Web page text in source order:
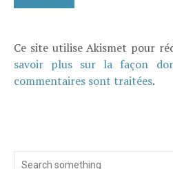
Ce site utilise Akismet pour
savoir plus sur la façon
commentaires sont traitées.